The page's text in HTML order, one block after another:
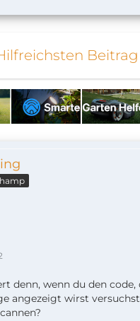
denn, wenn du den
angezeigt wirst